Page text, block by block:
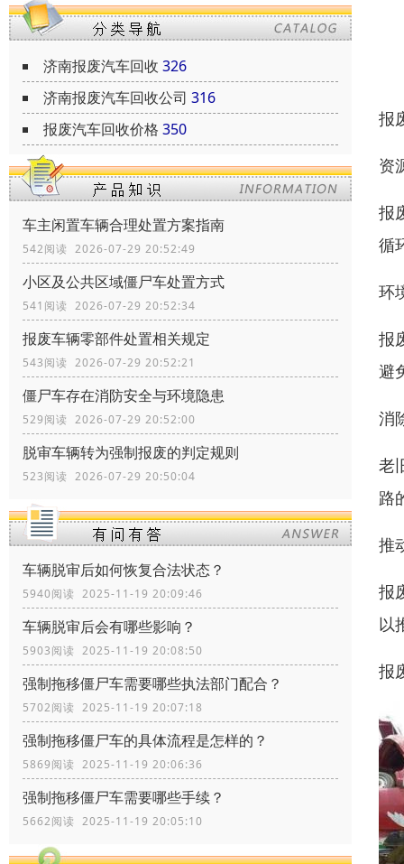
济南报废汽车回收 326
济南报废汽车回收公司 316
报废汽车回收价格 350
车主闲置车辆合理处置方案指南
542阅读 2026-07-29 20:52:49
小区及公共区域僵尸车处置方式
541阅读 2026-07-29 20:52:34
报废车辆零部件处置相关规定
543阅读 2026-07-29 20:52:21
僵尸车存在消防安全与环境隐患
529阅读 2026-07-29 20:52:00
脱审车辆转为强制报废的判定规则
523阅读 2026-07-29 20:50:04
车辆脱审后如何恢复合法状态？
5940阅读 2025-11-19 20:09:46
车辆脱审后会有哪些影响？
5903阅读 2025-11-19 20:08:50
强制拖移僵尸车需要哪些执法部门配合？
5702阅读 2025-11-19 20:07:18
强制拖移僵尸车的具体流程是怎样的？
5869阅读 2025-11-19 20:06:36
强制拖移僵尸车需要哪些手续？
5662阅读 2025-11-19 20:05:10
报
资
报
循
环
报
避
消
老
路
推
报
以
报